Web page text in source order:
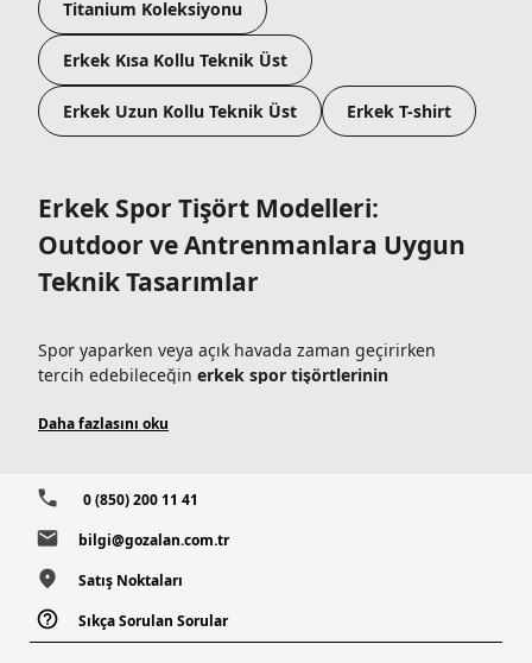
1.999,95 TL
Columbia Dünyası Üyelerine
Sepette Ek %5 İndirim
Sepette Ek %5 İndirim
Alpine Chill Pro Crew II
Erkek Teknik Uzun Kollu
5.999,90 TL
1 Üründe Sepette 4.799,92 TL
3 Üründe Sepette 4.199,93 TL
4 Üründe Sepette 3.599,94 TL